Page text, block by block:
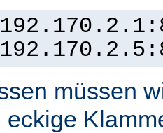
müssen
eckige